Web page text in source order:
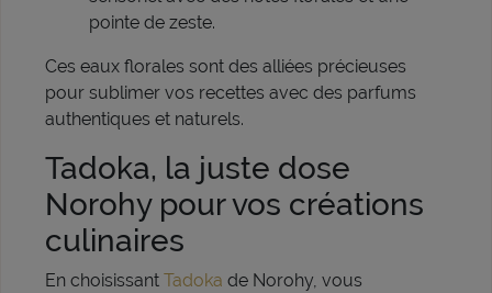
pointe de zeste.
Ces eaux florales sont des alliées précieuses
pour sublimer vos recettes avec des parfums
authentiques et naturels.
Tadoka, la juste dose
Norohy pour vos créations
culinaires
En choisissant Tadoka de Norohy, vous